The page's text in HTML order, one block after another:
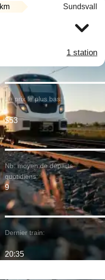
Sundsvall
1 station
Le prix le plus bas:
$53
Nb. moyen de départs
quotidiens:
9
Dernier train:
20:35